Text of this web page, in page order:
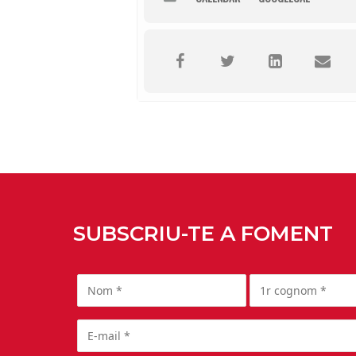
SUBSCRIU-TE A FOMENT